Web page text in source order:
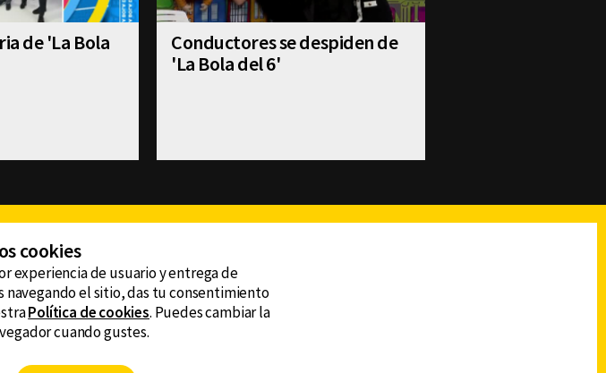
de 'La Bola
Conductores se despiden de
'La Bola del 6'
CONTACTO
AVISO DE PRIVACIDAD
AVISO LEGAL
DEFENSORÍA DE LAS AUDIENCIAS
cookies
experiencia de usuario y entrega de
navegando el sitio, das tu consentimiento
Política de cookies. Puedes cambiar la
cuando gustes.